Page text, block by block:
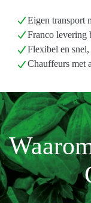
Eigen transport
Franco levering
Flexibel en
Chauffeurs met